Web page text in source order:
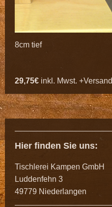
8cm tief
29,75€ inkl. Mwst. +Versand
Hier finden Sie uns:
Tischlerei Kampen GmbH
Luddenfehn 3
49779 Niederlangen